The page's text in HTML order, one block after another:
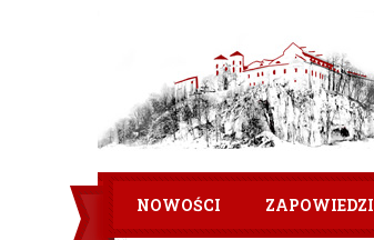
NOWOŚCI ZAPOWIEDZI